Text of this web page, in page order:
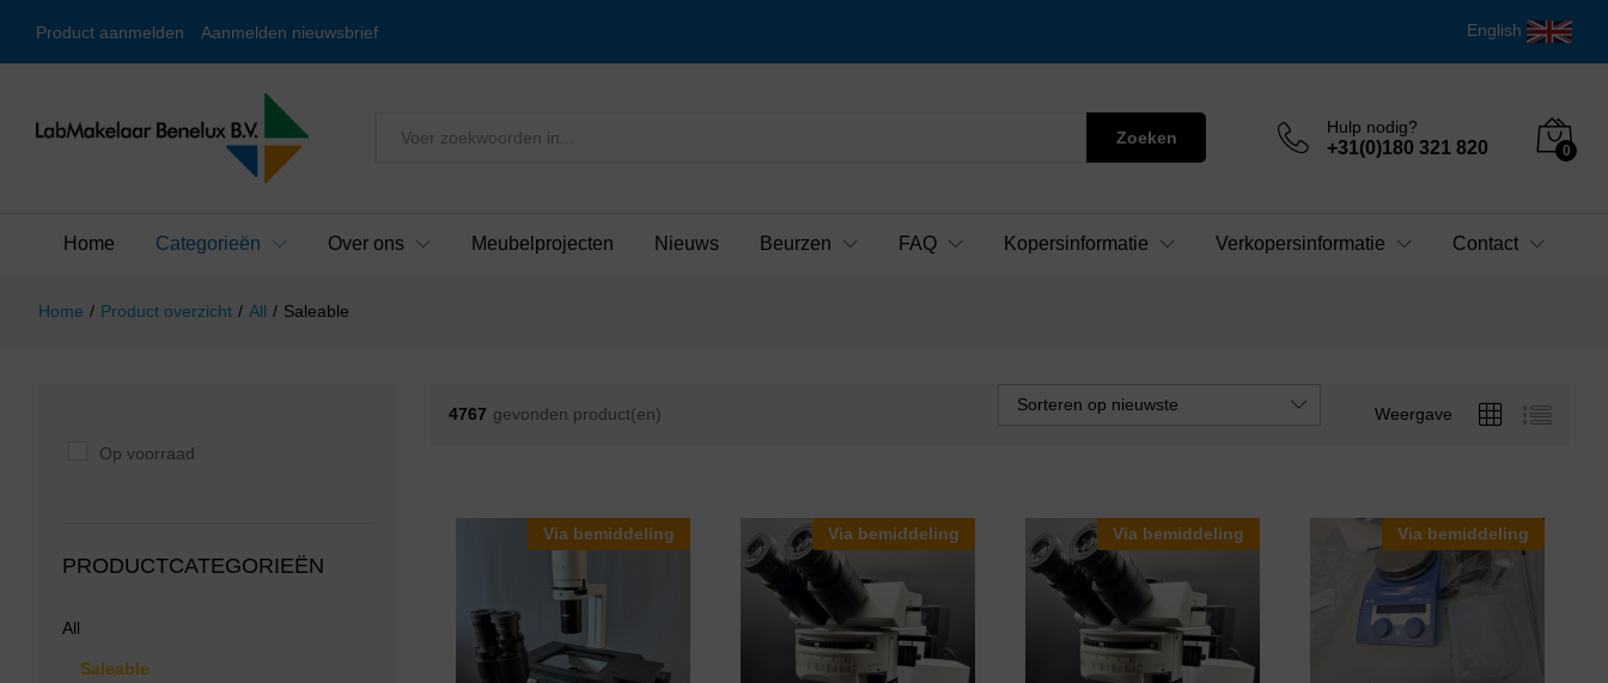
Product aanmelden Aanmelden nieuwsbrief English
Alles Zoeken
Hulp nodig?
+31(0)180 321 820 0
Home Categorieën Over ons Meubelprojecten Nieuws Beurzen FAQ Kopersinformatie Verkopersinformatie Contact
Home / Product overzicht / All / Saleable
4767 gevonden product(en) Weergave
Sorteren op nieuwste
Via bemiddeling Via bemiddeling Via bemiddeling Via bemiddeling
Op voorraad
PRODUCTCATEGORIEËN
All
Saleable